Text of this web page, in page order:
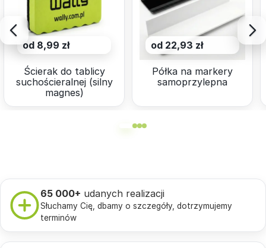
od 8,99 zł
Ścierak do tablicy
suchościeralnej (silny
magnes)
od 22,93 zł
Półka na markery
samoprzylepna
65 000+ udanych realizacji
Słuchamy Cię, dbamy o szczegóły, dotrzymujemy
terminów